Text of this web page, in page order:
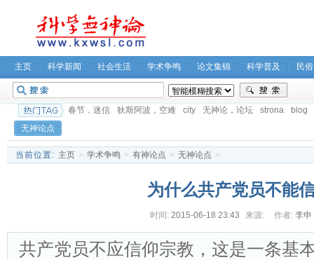
主页 科学新闻 社会生活 学术争鸣 论文集锦 科学普及 民
春节，迷信 狄斯阿波，空难 city 无神论，论坛 strona
blog
无神论点
当前位置: 主页 > 学术争鸣 > 有神论点 > 无神论点 >
为什么共产党员不能
时间: 2015-06-18 23:43 来源: 作者: 李申
共产党员不应信仰宗教，这是一条基